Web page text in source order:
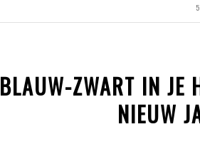
BLAUW-ZWART IN JE
NIEUW